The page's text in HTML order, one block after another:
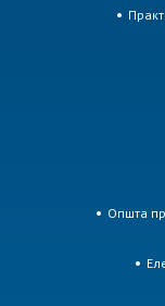
Општа